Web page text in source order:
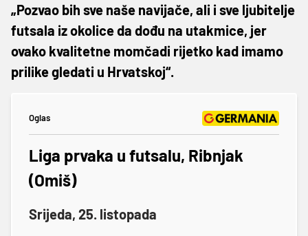
„Pozvao bih sve naše navijače, ali i sve ljubitelje
futsala iz okolice da dođu na utakmice, jer
ovako kvalitetne momčadi rijetko kad imamo
prilike gledati u Hrvatskoj“.
Oglas
Liga prvaka u futsalu, Ribnjak
(Omiš)
Srijeda, 25. listopada